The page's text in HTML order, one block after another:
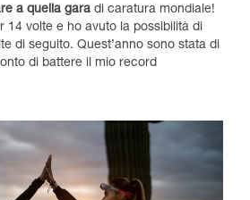
a quella gara di caratura mondiale!
14 volte e ho avuto la possibilità di
di seguito. Quest’anno sono stata di
di battere il mio record